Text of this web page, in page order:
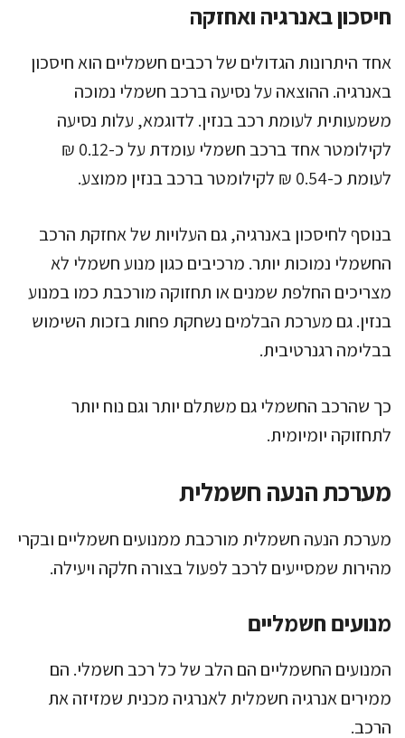
חיסכון באנרגיה ואחזקה
אחד היתרונות הגדולים של רכבים חשמליים הוא חיסכון
באנרגיה. ההוצאה על נסיעה ברכב חשמלי נמוכה
משמעותית לעומת רכב בנזין. לדוגמא, עלות נסיעה
לקילומטר אחד ברכב חשמלי עומדת על כ-0.12 ₪
לעומת כ-0.54 ₪ לקילומטר ברכב בנזין ממוצע.
בנוסף לחיסכון באנרגיה, גם העלויות של אחזקת הרכב
החשמלי נמוכות יותר. מרכיבים כגון מנוע חשמלי לא
מצריכים החלפת שמנים או תחזוקה מורכבת כמו במנוע
בנזין. גם מערכת הבלמים נשחקת פחות בזכות השימוש
בבלימה רגנרטיבית.
כך שהרכב החשמלי גם משתלם יותר וגם נוח יותר
לתחזוקה יומיומית.
מערכת הנעה חשמלית
מערכת הנעה חשמלית מורכבת ממנועים חשמליים ובקרי
מהירות שמסייעים לרכב לפעול בצורה חלקה ויעילה.
מנועים חשמליים
המנועים החשמליים הם הלב של כל רכב חשמלי. הם
ממירים אנרגיה חשמלית לאנרגיה מכנית שמזיזה את
הרכב.